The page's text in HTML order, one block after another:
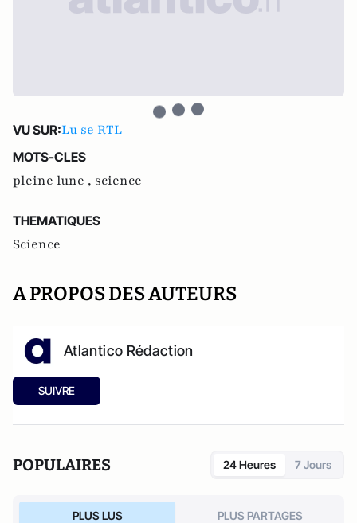
VU SUR:Lu se RTL
MOTS-CLES
pleine lune , science
THEMATIQUES
Science
A PROPOS DES AUTEURS
Atlantico Rédaction
SUIVRE
POPULAIRES 24 Heures 7 Jours
PLUS LUS PLUS PARTAGES